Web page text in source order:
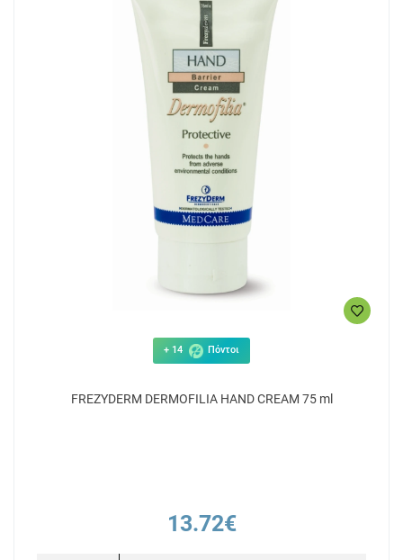
+ 14 Πόντοι
FREZYDERM DERMOFILIA HAND CREAM 75 ml
13.72€